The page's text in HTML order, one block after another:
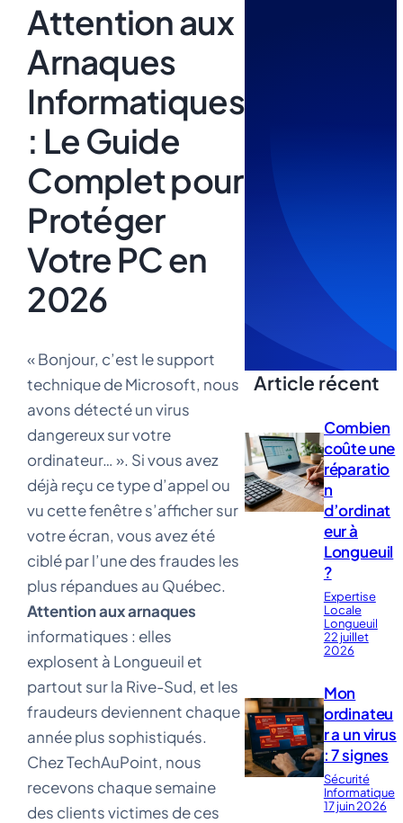
Attention aux
Arnaques
Informatiques
: Le Guide
Complet pour
Protéger
Votre PC en
2026
« Bonjour, c’est le support
technique de Microsoft, nous
avons détecté un virus
dangereux sur votre
ordinateur… ». Si vous avez
déjà reçu ce type d’appel ou
vu cette fenêtre s’afficher sur
votre écran, vous avez été
ciblé par l’une des fraudes les
plus répandues au Québec.
Attention aux arnaques
informatiques : elles
explosent à Longueuil et
partout sur la Rive-Sud, et les
fraudeurs deviennent chaque
année plus sophistiqués.
Chez TechAuPoint, nous
recevons chaque semaine
des clients victimes de ces
Article récent
Combien
coûte une
réparatio
n
d’ordinat
eur à
Longueuil
?
Expertise
Locale
Longueuil
22 juillet
2026
Mon
ordinateu
r a un virus
: 7 signes
Sécurité
Informatique
17 juin 2026